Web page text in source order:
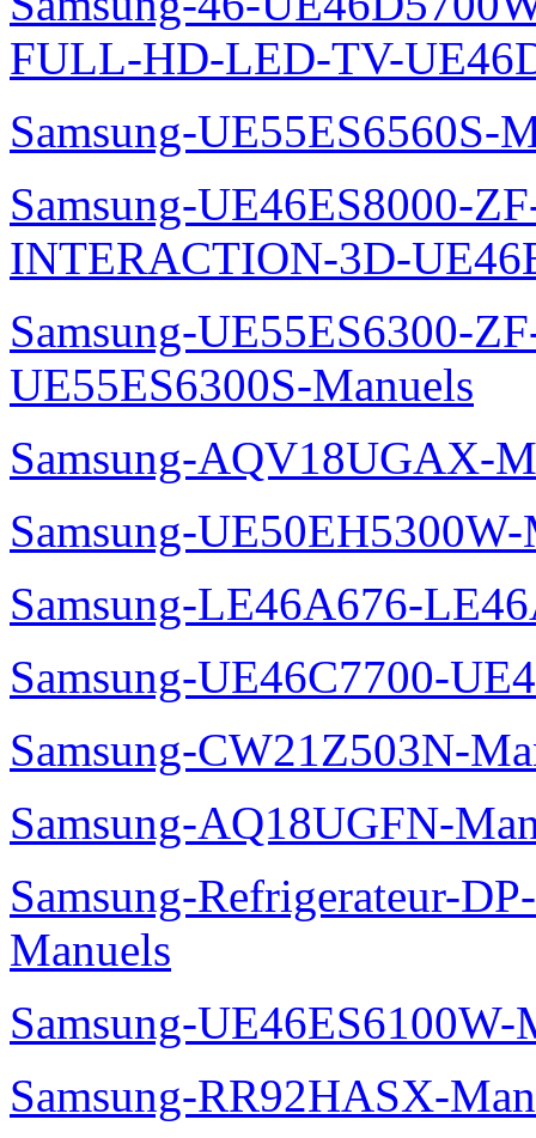
FULL-HD-LED-TV-
Samsung-UE55ES6560S-
Samsung-UE46ES8000-
INTERACTION-3D-
Samsung-UE55ES6300-
UE55ES6300S-Manuels
Samsung-AQV18UGAX-
Samsung-UE50EH5300W-
Samsung-LE46A676-
Samsung-UE46C7700-
Samsung-CW21Z503N-
Samsung-AQ18UGFN-
Samsung-Refrigerateur-
Manuels
Samsung-UE46ES6100W-
Samsung-RR92HASX-